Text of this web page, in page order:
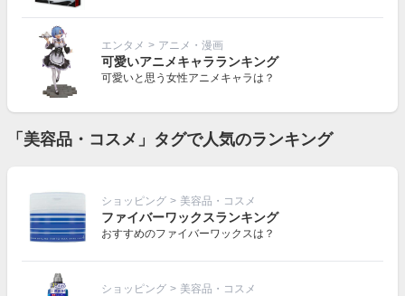
エンタメ > アニメ・漫画
可愛いアニメキャラランキング
可愛いと思う女性アニメキャラは？
「美容品・コスメ」タグで人気のランキング
ショッピング > 美容品・コスメ
ファイバーワックスランキング
おすすめのファイバーワックスは？
ショッピング > 美容品・コスメ